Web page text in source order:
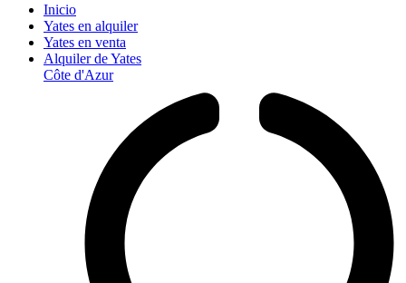
Inicio
Yates en alquiler
Yates en venta
Alquiler de Yates
Côte d'Azur